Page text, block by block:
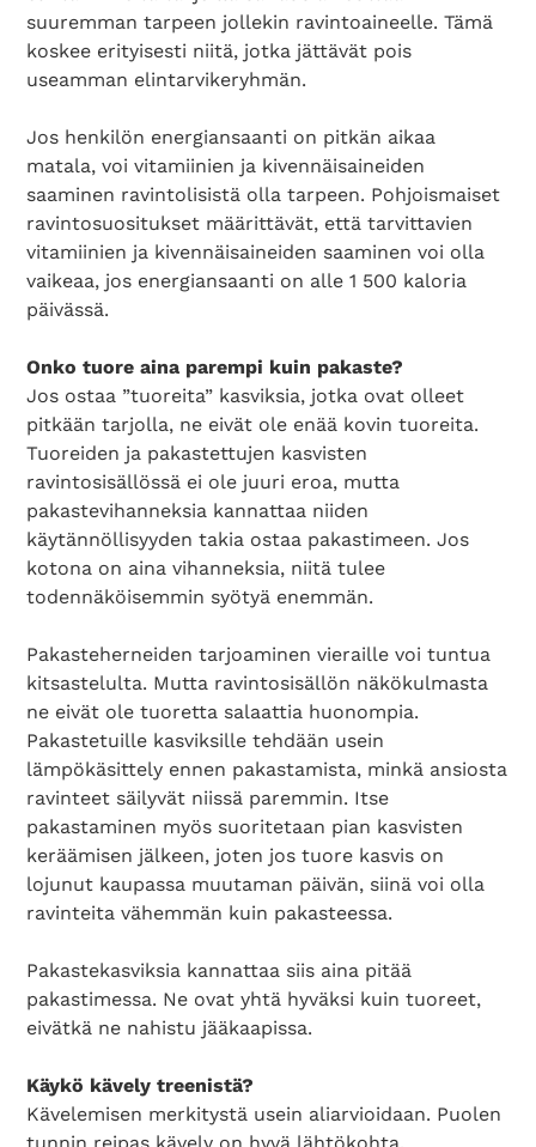
suuremman tarpeen jollekin ravintoaineelle. Tämä
koskee erityisesti niitä, jotka jättävät pois
useamman elintarvikeryhmän.
Jos henkilön energiansaanti on pitkän aikaa
matala, voi vitamiinien ja kivennäisaineiden
saaminen ravintolisistä olla tarpeen. Pohjoismaiset
ravintosuositukset määrittävät, että tarvittavien
vitamiinien ja kivennäisaineiden saaminen voi olla
vaikeaa, jos energiansaanti on alle 1 500 kaloria
päivässä.
Onko tuore aina parempi kuin pakaste?
Jos ostaa ”tuoreita” kasviksia, jotka ovat olleet
pitkään tarjolla, ne eivät ole enää kovin tuoreita.
Tuoreiden ja pakastettujen kasvisten
ravintosisällössä ei ole juuri eroa, mutta
pakastevihanneksia kannattaa niiden
käytännöllisyyden takia ostaa pakastimeen. Jos
kotona on aina vihanneksia, niitä tulee
todennäköisemmin syötyä enemmän.
Pakasteherneiden tarjoaminen vieraille voi tuntua
kitsastelulta. Mutta ravintosisällön näkökulmasta
ne eivät ole tuoretta salaattia huonompia.
Pakastetuille kasviksille tehdään usein
lämpökäsittely ennen pakastamista, minkä ansiosta
ravinteet säilyvät niissä paremmin. Itse
pakastaminen myös suoritetaan pian kasvisten
keräämisen jälkeen, joten jos tuore kasvis on
lojunut kaupassa muutaman päivän, siinä voi olla
ravinteita vähemmän kuin pakasteessa.
Pakastekasviksia kannattaa siis aina pitää
pakastimessa. Ne ovat yhtä hyväksi kuin tuoreet,
eivätkä ne nahistu jääkaapissa.
Käykö kävely treenistä?
Kävelemisen merkitystä usein aliarvioidaan. Puolen